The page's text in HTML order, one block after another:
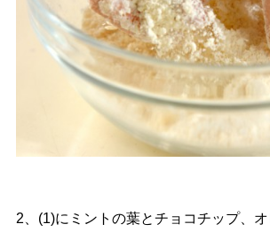
2、(1)にミントの葉とチョコチップ、